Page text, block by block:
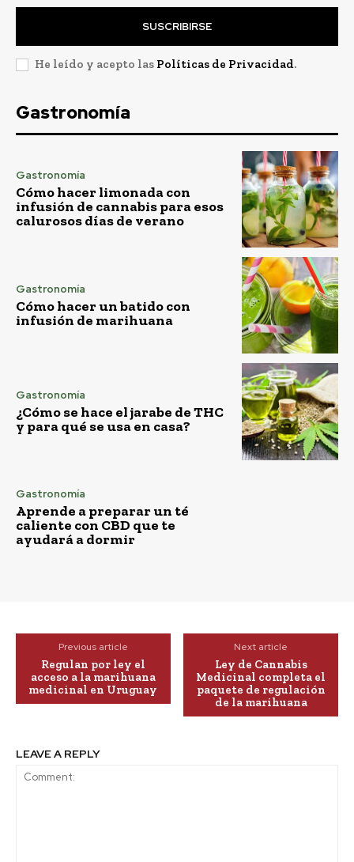
SUSCRIBIRSE
He leído y acepto las Políticas de Privacidad.
Gastronomía
Gastronomía
Cómo hacer limonada con
infusión de cannabis para esos
calurosos días de verano
Gastronomía
Cómo hacer un batido con
infusión de marihuana
Gastronomía
¿Cómo se hace el jarabe de THC
y para qué se usa en casa?
Gastronomía
Aprende a preparar un té
caliente con CBD que te
ayudará a dormir
Previous article
Regulan por ley el
acceso a la marihuana
medicinal en Uruguay
Next article
Ley de Cannabis
Medicinal completa el
paquete de regulación
de la marihuana
LEAVE A REPLY